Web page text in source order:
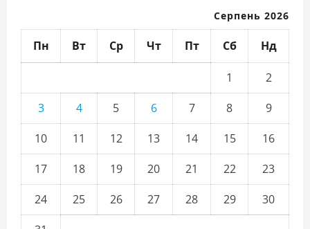
Серпень 2026
Пн Вт Ср Чт Пт Сб Нд
1
2
3
4 5 6 7 8
9
10
11 12 13 14 15
16
17
18 19 20 21 22
23
24
25 26 27 28 29
30